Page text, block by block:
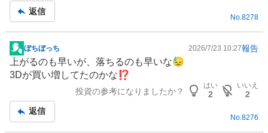
事
返信
No.8278
掲
示
板
ぼちぼっち 2026/7/23 10:27報告
上がるのも早いが、落ちるのも早いな😓
3Dが買い増してたのかな⁉️
投資の参考になりましたか？
はい
2
いいえ
2
返信
No. 8276